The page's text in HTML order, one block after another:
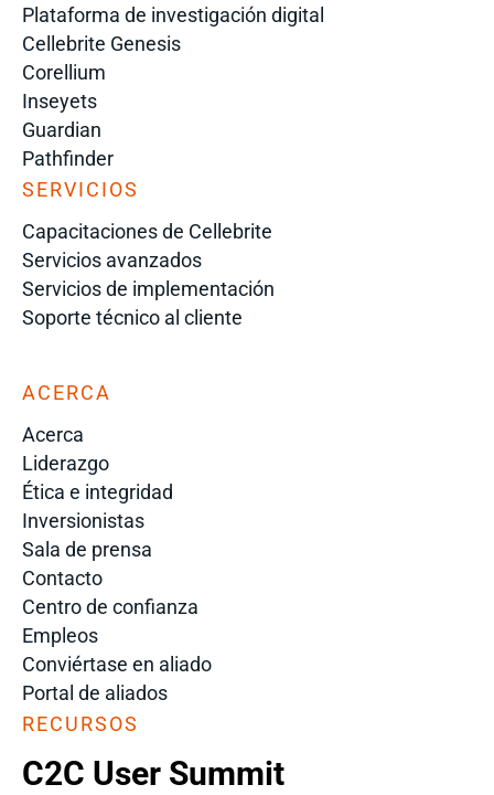
Plataforma de investigación digital
Cellebrite Genesis
Corellium
Inseyets
Guardian
Pathfinder
SERVICIOS
Capacitaciones de Cellebrite
Servicios avanzados
Servicios de implementación
Soporte técnico al cliente
ACERCA
Acerca
Liderazgo
Ética e integridad
Inversionistas
Sala de prensa
Contacto
Centro de confianza
Empleos
Conviértase en aliado
Portal de aliados
RECURSOS
C2C User Summit